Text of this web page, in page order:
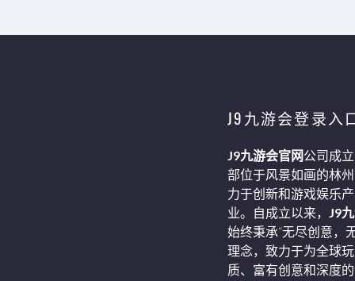
J9九游会登录入
J9九游会官网公司成
部位于风景如画的林
力于创新和游戏娱乐
业。自成立以来， J9
始终秉承“无尽创意，
理念，致力于为全球
质、富有创意和深度